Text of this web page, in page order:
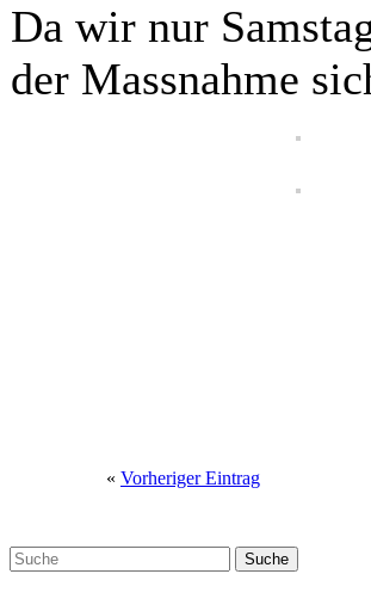
Da wir nur
der Massnahme
« Vorheriger Eintrag